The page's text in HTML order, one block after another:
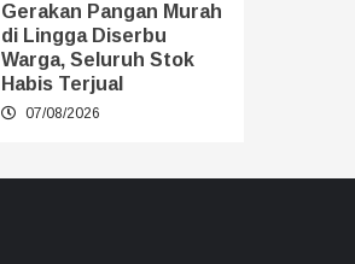
Gerakan Pangan Murah
di Lingga Diserbu
Warga, Seluruh Stok
Habis Terjual
07/08/2026